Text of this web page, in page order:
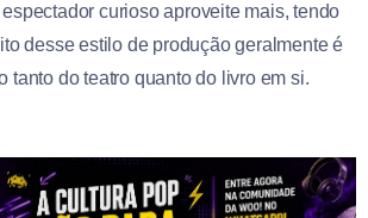
curioso aproveite mais, tendo
desse estilo de produção geralmente é
tanto do teatro quanto do livro em si.